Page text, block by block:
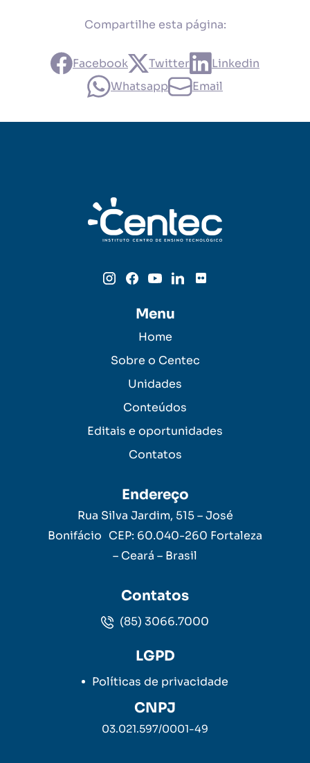
Compartilhe esta página:
Facebook Twitter
Linkedin
Whatsapp
Email
Menu
Home
Sobre o Centec
Unidades
Conteúdos
Editais e oportunidades
Contatos
Endereço
Rua Silva Jardim, 515 – José
Bonifácio CEP: 60.040-260 Fortaleza
– Ceará – Brasil
Contatos
(85) 3066.7000
LGPD
Políticas de privacidade
CNPJ
03.021.597/0001-49